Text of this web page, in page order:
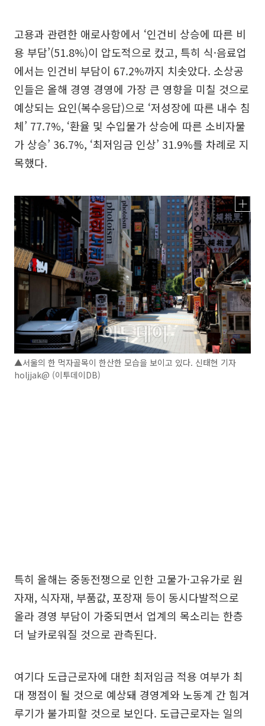
고용과 관련한 애로사항에서 ‘인건비 상승에 따른 비
용 부담’(51.8%)이 압도적으로 컸고, 특히 식·음료업
에서는 인건비 부담이 67.2%까지 치솟았다. 소상공
인들은 올해 경영 경영에 가장 큰 영향을 미칠 것으로
예상되는 요인(복수응답)으로 ‘저성장에 따른 내수 침
체’ 77.7%, ‘환율 및 수입물가 상승에 따른 소비자물
가 상승’ 36.7%, ‘최저임금 인상’ 31.9%를 차례로 지
목했다.
▲서울의 한 먹자골목이 한산한 모습을 보이고 있다. 신태현 기자
holjjak@ (이투데이DB)
특히 올해는 중동전쟁으로 인한 고물가·고유가로 원
자재, 식자재, 부품값, 포장재 등이 동시다발적으로
올라 경영 부담이 가중되면서 업계의 목소리는 한층
더 날카로워질 것으로 관측된다.
여기다 도급근로자에 대한 최저임금 적용 여부가 최
대 쟁점이 될 것으로 예상돼 경영계와 노동계 간 힘겨
루기가 불가피할 것으로 보인다. 도급근로자는 일의